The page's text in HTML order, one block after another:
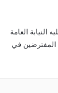
العامة
المفترضين في